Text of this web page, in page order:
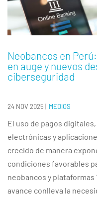
Neobancos en
en auge y nuevos
ciberseguridad
24 NOV 2025 | MEDIOS
El uso de pagos
electrónicas y
crecido de manera
condiciones favorables
neobancos y
avance conlleva la